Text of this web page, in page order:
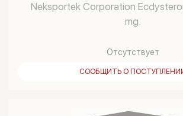
Neksportek Corporation
mg.
Отсутствует
СООБЩИТЬ О